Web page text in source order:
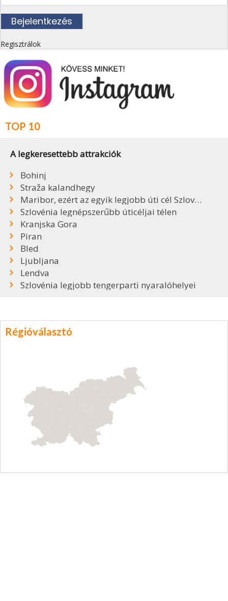
Regisztrálok
TOP 10
A legkeresettebb attrakciók
Bohinj
Straža kalandhegy
Maribor, ezért az egyik legjobb úti cél Szlovéniában
Szlovénia legnépszerűbb úticéljai télen
Kranjska Gora
Piran
Bled
Ljubljana
Lendva
Szlovénia legjobb tengerparti nyaralóhelyei
Régióválasztó